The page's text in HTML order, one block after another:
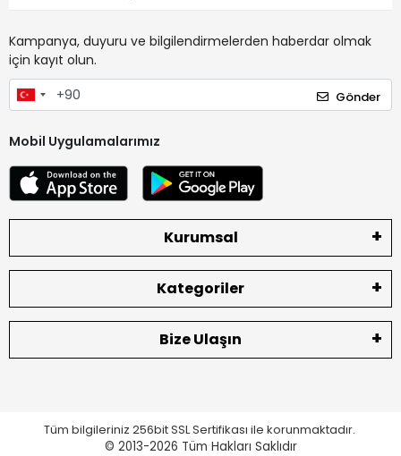
Kampanya, duyuru ve bilgilendirmelerden haberdar olmak
için kayıt olun.
Gönder
Mobil Uygulamalarımız
Kurumsal
Kategoriler
Bize Ulaşın
Tüm bilgileriniz 256bit SSL Sertifikası ile korunmaktadır.
© 2013-2026 Tüm Hakları Saklıdır